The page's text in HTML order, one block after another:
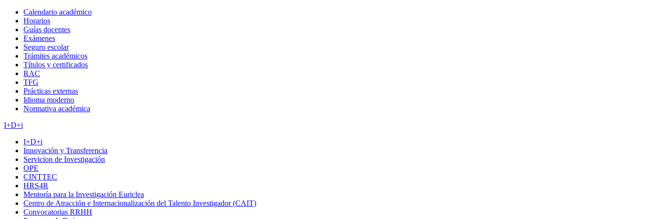
Calendario académico
Horarios
Guías docentes
Exámenes
Seguro escolar
Trámites académicos
Títulos y certificados
RAC
TFG
Prácticas externas
Idioma moderno
Normativa académica
I+D+i
I+D+i
Innovación y Transferencia
Servicion de Investigación
OPE
CINTTEC
HRS4R
Mentoría para la Investigación Euriclea
Centro de Atracción e Internacionalización del Talento Investigador (CAIT)
Convocatorias RRHH